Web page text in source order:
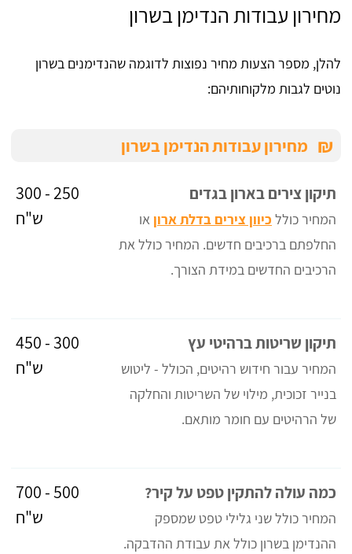
מחירון עבודות הנדימן בשרון
להלן, מספר הצעות מחיר נפוצות לדוגמה שהנדימנים בשרון
נוטים לגבות מלקוחותיהם:
₪ מחירון עבודות הנדימן בשרון
תיקון צירים בארון בגדים
המחיר כולל כיוון צירים בדלת ארון או
החלפתם ברכיבים חדשים. המחיר כולל את
הרכיבים החדשים במידת הצורך.
250 - 300
ש"ח
תיקון שריטות ברהיטי עץ
המחיר עבור חידוש רהיטים, הכולל - ליטוש
בנייר זכוכית, מילוי של השריטות והחלקה
של הרהיטים עם חומר מותאם.
300 - 450
ש"ח
כמה עולה להתקין טפט על קיר?
המחיר כולל שני גלילי טפט שמספק
ההנדימן בשרון כולל את עבודת ההדבקה.
500 - 700
ש"ח